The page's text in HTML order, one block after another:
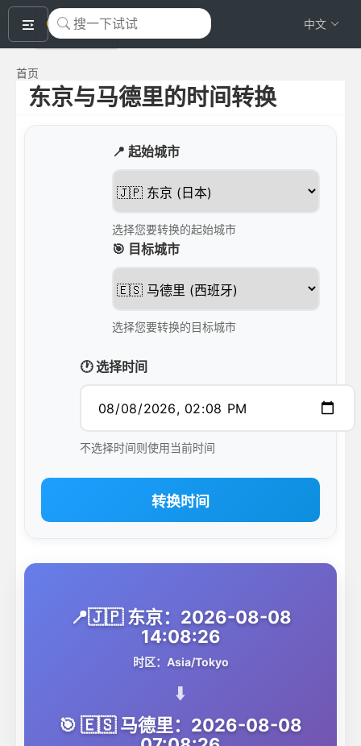
okeyTool 中文
首页
东京与马德里的时间转换
📍 起始城市
选择您要转换的起始城市
🎯 目标城市
选择您要转换的目标城市
🕐 选择时间
不选择时间则使用当前时间
转换时间
📍🇯🇵 东京：2026-08-08
14:08:26
时区：Asia/Tokyo
⬇️
🎯 🇪🇸 马德里：2026-08-08